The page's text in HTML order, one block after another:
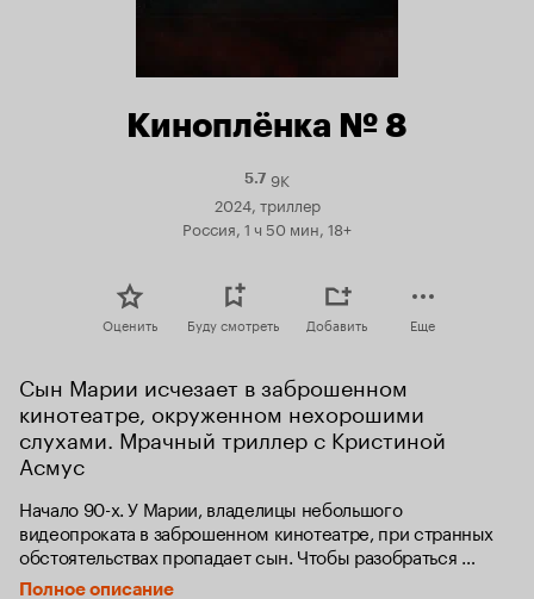
Киноплёнка № 8
5.7Рейтинг
5.7
9K
2024, триллер
Россия, 1 ч 50 мин, 18+
Оценить Буду смотреть Добавить Еще
Сын Марии исчезает в заброшенном
кинотеатре, окруженном нехорошими
слухами. Мрачный триллер с Кристиной
Асмус
Начало 90-х. У Марии, владелицы небольшого
видеопроката в заброшенном кинотеатре, при странных
обстоятельствах пропадает сын. Чтобы разобраться
в произошедшем и найти сына, Марии приходится
Полное описание